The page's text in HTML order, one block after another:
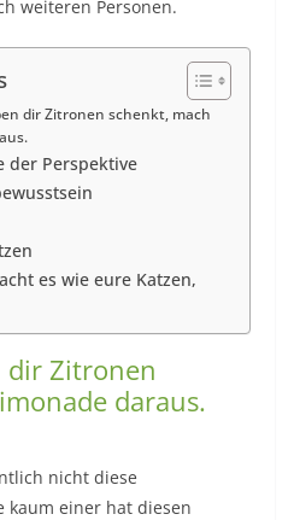
weiteren Personen.
dir Zitronen schenkt, mach
der Perspektive
es wie eure Katzen,
dir Zitronen
daraus.
nicht diese
kaum einer hat diesen